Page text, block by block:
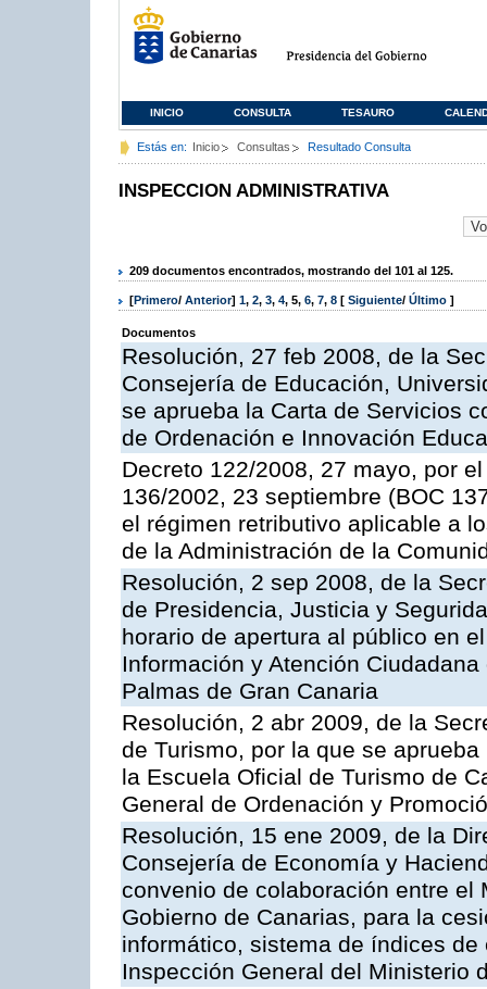
INICIO CONSULTA TESAURO
Estás en: Inicio Consultas Resultado Consulta
INSPECCION ADMINISTRATIVA
209 documentos encontrados, mostrando del 101 al 125.
[Primero/ Anterior] 1, 2, 3, 4, 5, 6, 7, 8 [ Siguiente/ Último ]
Documentos
Resolución, 27 feb 2008, de la
Consejería de Educación,
se aprueba la Carta de Servicios
de Ordenación e Innovación
Decreto 122/2008, 27 mayo, por
136/2002, 23 septiembre (BOC
el régimen retributivo aplicable a
de la Administración de la
Resolución, 2 sep 2008, de la
de Presidencia, Justicia y
horario de apertura al público en
Información y Atención
Palmas de Gran Canaria
Resolución, 2 abr 2009, de la
de Turismo, por la que se
la Escuela Oficial de Turismo de
General de Ordenación y
Resolución, 15 ene 2009, de la
Consejería de Economía y
convenio de colaboración entre
Gobierno de Canarias, para la
informático, sistema de índices
Inspección General del Ministerio